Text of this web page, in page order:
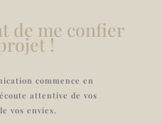
de me confier
!
commence en
attentive de vos
vos envies.